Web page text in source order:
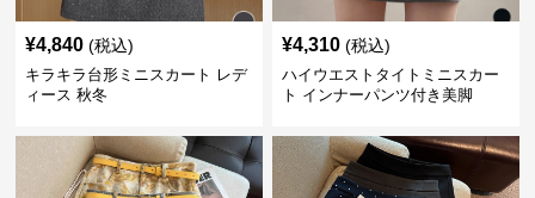
¥4,840 (税込)
キラキラ台形ミニスカート レデ
ィース 秋冬
¥4,310 (税込)
ハイウエストタイトミニスカー
ト インナーパンツ付き美脚